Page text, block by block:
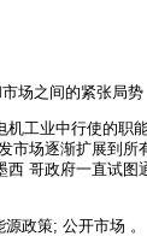
场之间的紧张局势
机工业中行使的职
市场逐渐扩展到所
西 哥政府一直试
政策; 公开市场 。